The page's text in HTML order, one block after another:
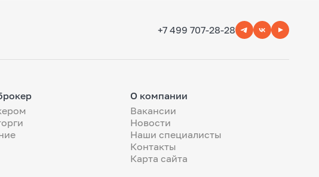
+7 499 707-28-28
О компании
Вакансии
Новости
Наши специалисты
Контакты
Карта сайта